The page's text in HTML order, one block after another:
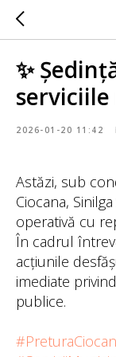
✨
2026-01-20 11:42
Astăzi, sub
Ciocana,
operativă cu
În cadrul
acțiunile
imediate
publice.